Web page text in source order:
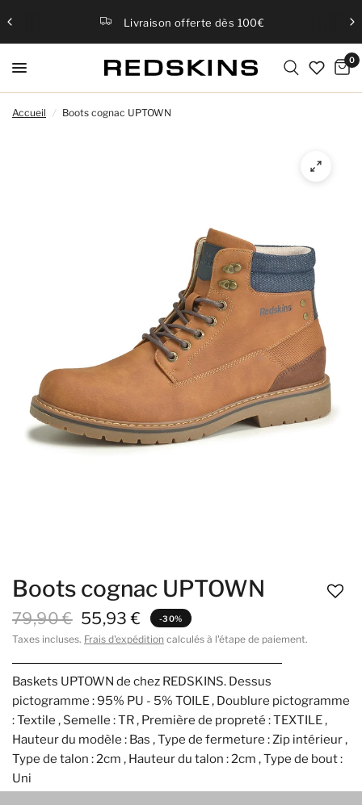
Livraison offerte dès 100€
0
Accueil / Boots cognac UPTOWN
Boots cognac UPTOWN
79,90 € 55,93 € -30%
Taxes incluses. Frais d'expédition calculés à l'étape de paiement.
Baskets UPTOWN de chez REDSKINS. Dessus
pictogramme : 95% PU - 5% TOILE , Doublure pictogramme
: Textile , Semelle : TR , Première de propreté : TEXTILE ,
Hauteur du modèle : Bas , Type de fermeture : Zip intérieur ,
Type de talon : 2cm , Hauteur du talon : 2cm , Type de bout :
Uni